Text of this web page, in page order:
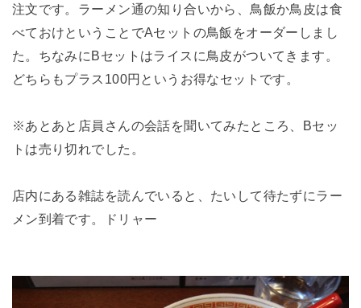
注文です。ラーメン通の知り合いから、鳥飯か鳥皮は食
べておけということでAセットの鳥飯をオーダーしまし
た。ちなみにBセットはライスに鳥皮がついてきます。
どちらもプラス100円というお得なセットです。
※あとあと店員さんの会話を聞いてみたところ、Bセッ
トは売り切れでした。
店内にある雑誌を読んでいると、たいして待たずにラー
メン到着です。ドリャー